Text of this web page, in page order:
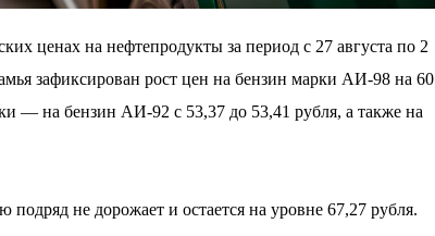
ценах на нефтепродукты за период с 27 августа по 2
зафиксирован рост цен на бензин марки АИ-98 на 60
— на бензин АИ-92 с 53,37 до 53,41 рубля, а также на
не дорожает и остается на уровне 67,27 рубля.